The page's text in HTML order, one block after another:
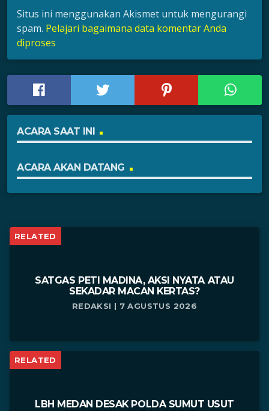
Situs ini menggunakan Akismet untuk mengurangi
spam. Pelajari bagaimana data komentar Anda
diproses
ACARA SAAT INI
ACARA AKAN DATANG
RELATED
SATGAS PETI MADINA, AKSI NYATA ATAU
SEKADAR MACAN KERTAS?
REDAKSI | 7 AGUSTUS 2026
RELATED
LBH MEDAN DESAK POLDA SUMUT USUT